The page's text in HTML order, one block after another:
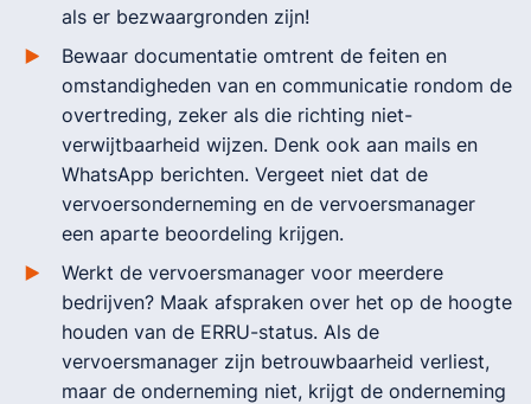
als er bezwaargronden zijn!
Bewaar documentatie omtrent de feiten en
omstandigheden van en communicatie rondom de
overtreding, zeker als die richting niet-
verwijtbaarheid wijzen. Denk ook aan mails en
WhatsApp berichten. Vergeet niet dat de
vervoersonderneming en de vervoersmanager
een aparte beoordeling krijgen.
Werkt de vervoersmanager voor meerdere
bedrijven? Maak afspraken over het op de hoogte
houden van de ERRU-status. Als de
vervoersmanager zijn betrouwbaarheid verliest,
maar de onderneming niet, krijgt de onderneming